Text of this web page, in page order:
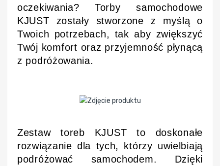
oczekiwania? Torby samochodowe
KJUST zostały stworzone z myślą o
Twoich potrzebach, tak aby zwiększyć
Twój komfort oraz przyjemność płynącą
z podróżowania.
Zestaw toreb KJUST to doskonałe
rozwiązanie dla tych, którzy uwielbiają
podróżować samochodem. Dzięki